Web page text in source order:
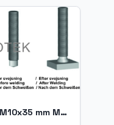
MD Threated Stud M10x35 mm Matr. A4-70 acc. EN ISO 13918 (MPF)